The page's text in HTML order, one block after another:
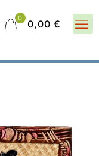
0 0,00 €